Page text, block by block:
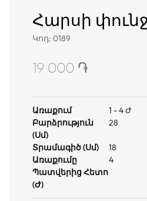
Հարսի փունջ
Կոդ: 0189
19 000 ֏
Առաքում
1 - 4 Ժ
Բարձրություն
(սմ)
28
Տրամագիծ (սմ)
18
Առաքումը
Պատվերից Հետո
(ժ)
4